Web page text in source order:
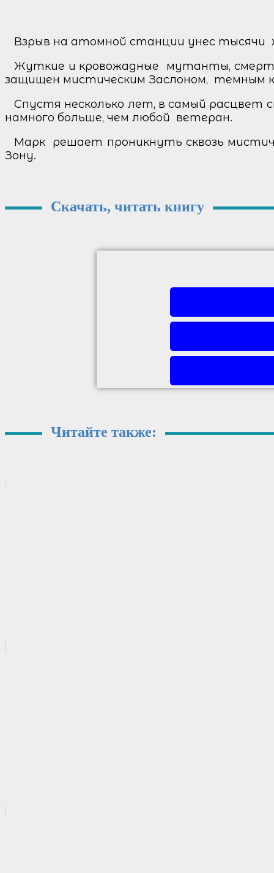
Взрыв на атомной станции унес тысячи
Жуткие и кровожадные мутанты,
защищен мистическим Заслоном, темным
Спустя несколько лет, в самый расцвет
намного больше, чем любой ветеран.
Марк решает проникнуть сквозь
Зону.
Скачать, читать книгу
Читайте также: